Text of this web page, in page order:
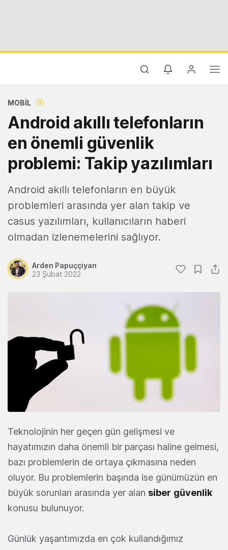
MOBIL
Android akıllı telefonların
en önemli güvenlik
problemi: Takip yazılımları
Android akıllı telefonların en büyük
problemleri arasında yer alan takip ve
casus yazılımları, kullanıcıların haberi
olmadan izlenemelerini sağlıyor.
Arden Papuççiyan
23 Şubat 2022
Teknolojinin her geçen gün gelişmesi ve
hayatımızın daha önemli bir parçası haline gelmesi,
bazı problemlerin de ortaya çıkmasına neden
oluyor. Bu problemlerin başında ise günümüzün en
büyük sorunları arasında yer alan siber güvenlik
konusu bulunuyor.
Günlük yaşantımızda en çok kullandığımız